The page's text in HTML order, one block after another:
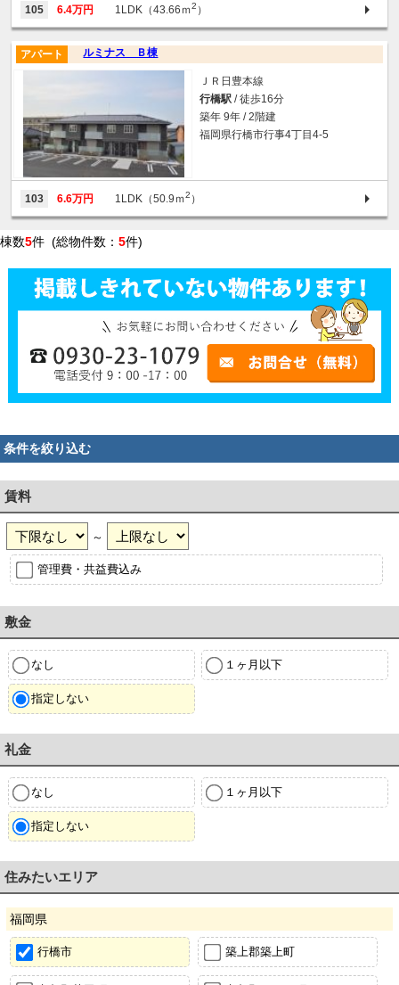
105 6.4万円 1LDK（43.66ｍ2 ）
ルミナス Ｂ棟
アパート
ＪＲ日豊本線
行橋駅 / 徒歩16分
築年 9年 / 2階建
福岡県行橋市行事4丁目4-5
103 6.6万円 1LDK（50.9ｍ2 ）
棟数5件 (総物件数： 5件)
条件を絞り込む
賃料
～
管理費・共益費込み
敷金
なし １ヶ月以下
指定しない
礼金
なし １ヶ月以下
指定しない
住みたいエリア
福岡県
行橋市 築上郡築上町